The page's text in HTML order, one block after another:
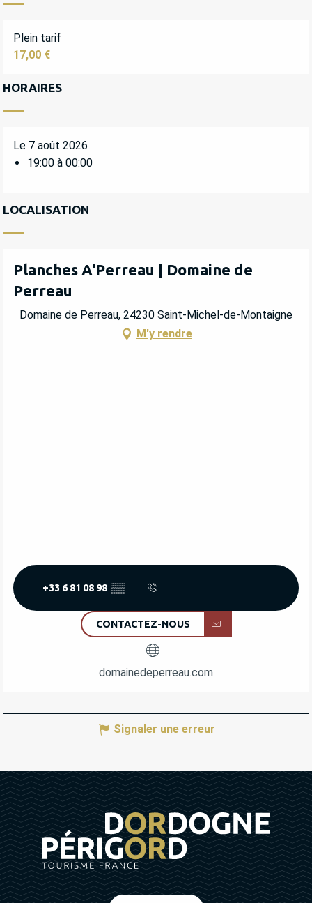
Plein tarif
17,00 €
HORAIRES
Le 7 août 2026
19:00 à 00:00
LOCALISATION
Planches A'Perreau | Domaine de
Perreau
Domaine de Perreau, 24230 Saint-Michel-de-Montaigne
M'y rendre
+33 6 81 08 98 ▒▒
CONTACTEZ-NOUS
domainedeperreau.com
Signaler une erreur